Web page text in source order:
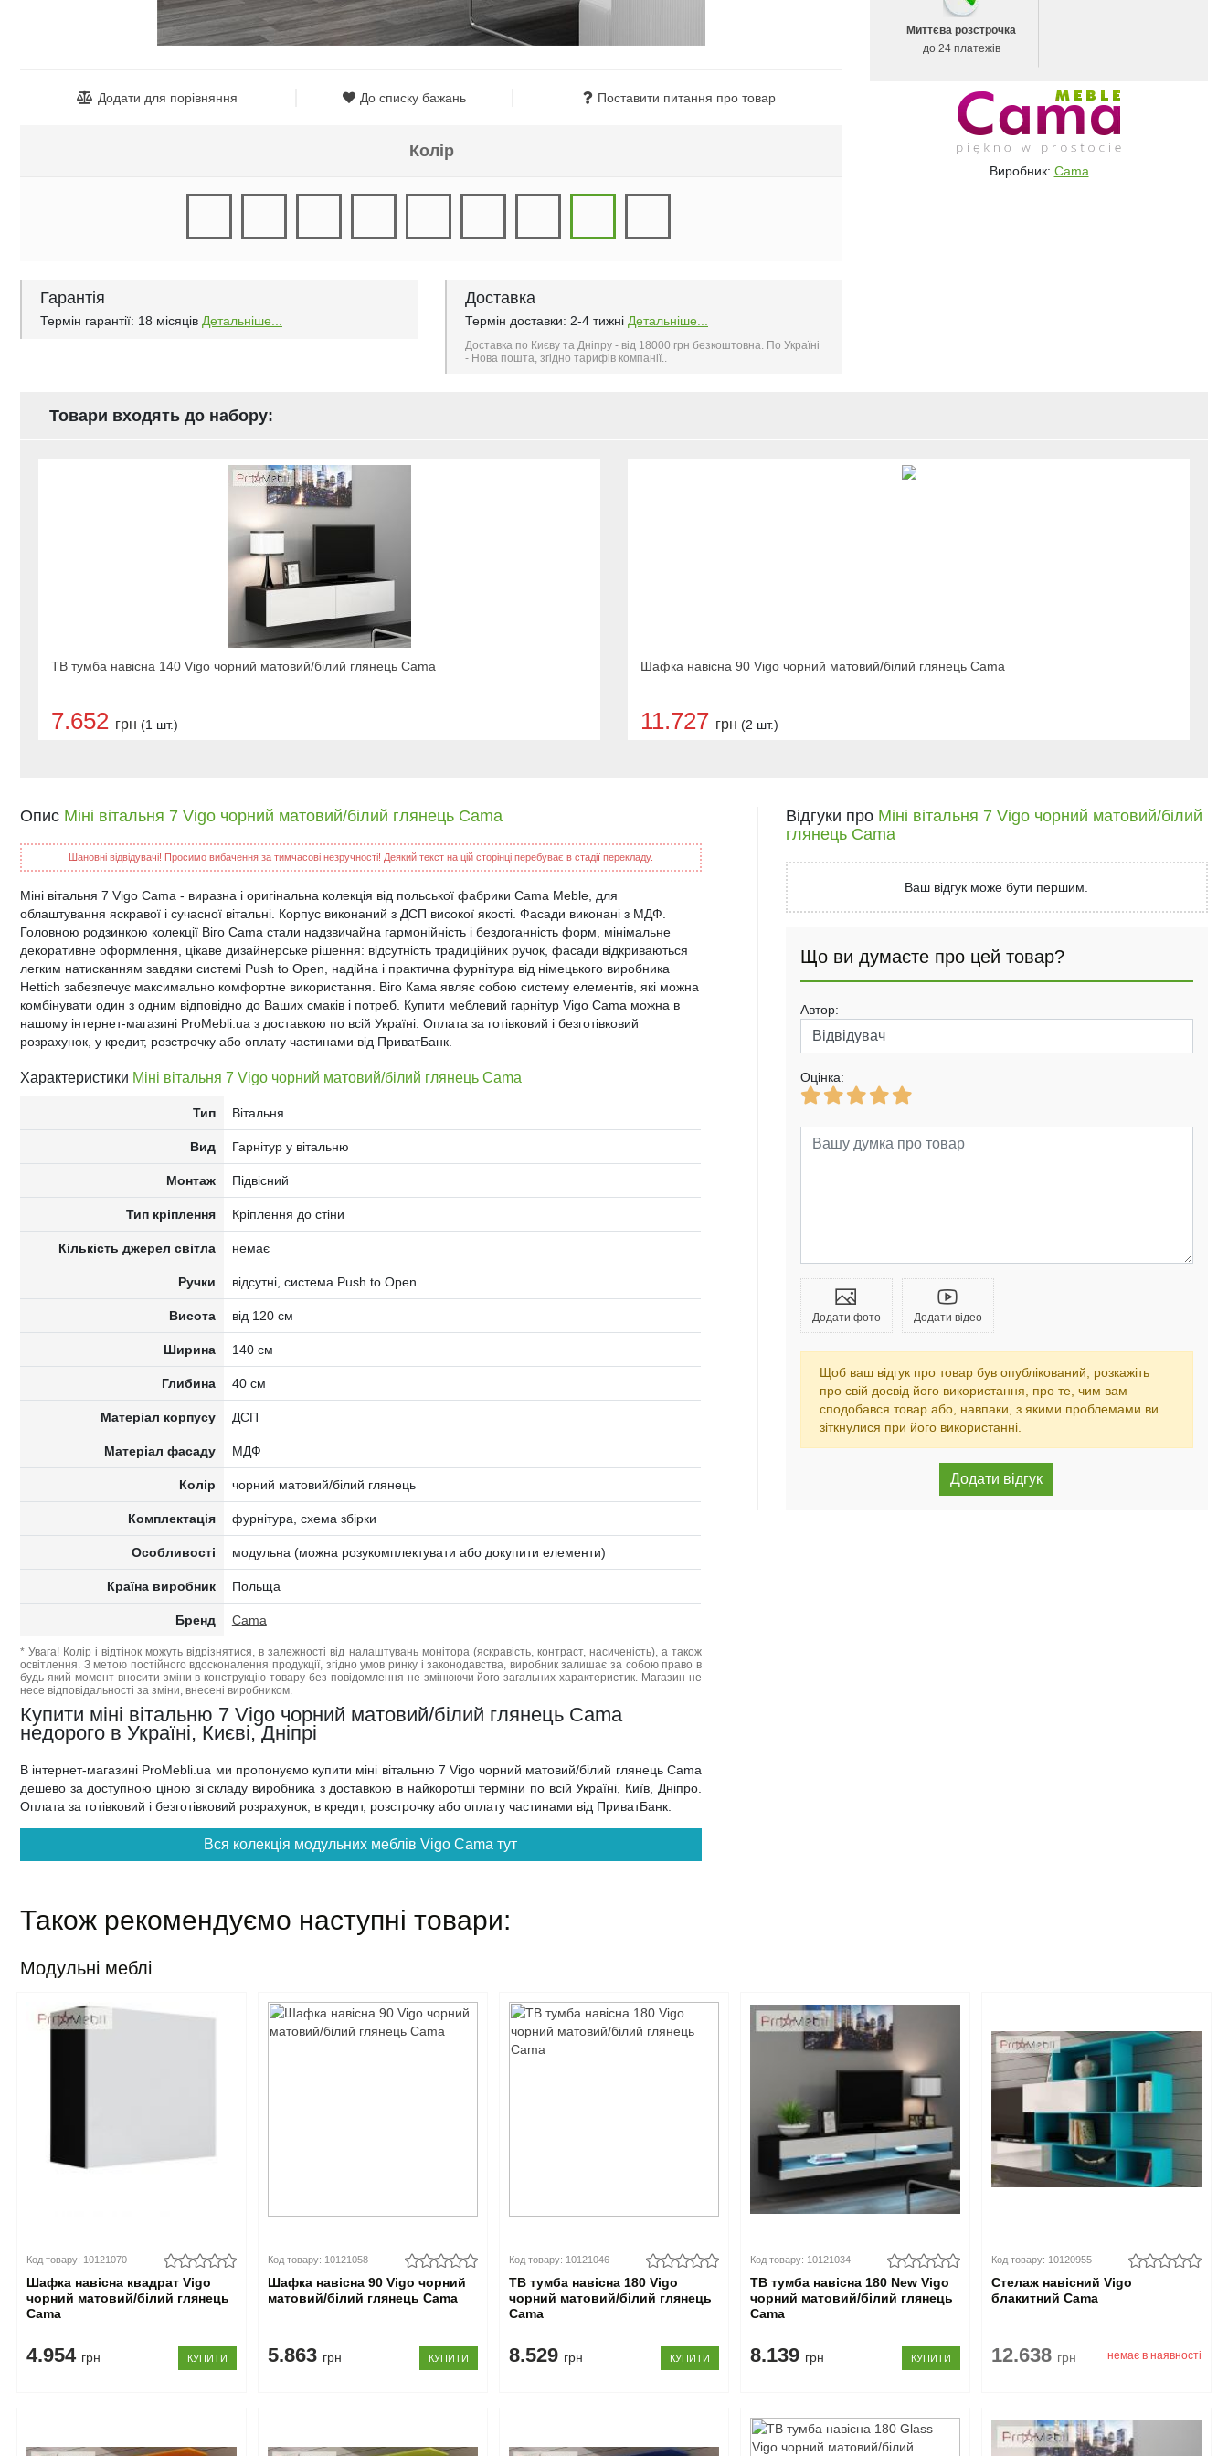
Додати для порівняння До списку бажань Поставити питання про товар
Колір
Гарантія
Термін гарантії: 18 місяців Детальніше...
Доставка
Термін доставки: 2-4 тижні Детальніше...
Доставка по Києву та Дніпру - від 18000 грн безкоштовна. По Україні
- Нова пошта, згідно тарифів компанії..
Миттєва розстрочка
до 24 платежів
Виробник: Cama
Товари входять до набору:
ТВ тумба навісна 140 Vigo чорний матовий/білий глянець Cama
7.652 грн (1 шт.)
Шафка навісна 90 Vigo чорний матовий/білий глянець Cama
11.727 грн (2 шт.)
Опис Міні вітальня 7 Vigo чорний матовий/білий глянець Cama
Шановні відвідувачі! Просимо вибачення за тимчасові незручності! Деякий текст на цій сторінці перебуває в стадії перекладу.
Міні вітальня 7 Vigo Cama - виразна і оригінальна колекція від польської фабрики Cama Meble, для
облаштування яскравої і сучасної вітальні. Корпус виконаний з ДСП високої якості. Фасади виконані з МДФ.
Головною родзинкою колекції Віго Cama стали надзвичайна гармонійність і бездоганність форм, мінімальне
декоративне оформлення, цікаве дизайнерське рішення: відсутність традиційних ручок, фасади відкриваються
легким натисканням завдяки системі Push to Open, надійна і практична фурнітура від німецького виробника
Hettich забезпечує максимально комфортне використання. Віго Кама являє собою систему елементів, які можна
комбінувати один з одним відповідно до Ваших смаків і потреб. Купити меблевий гарнітур Vigo Cama можна в
нашому інтернет-магазині ProMebli.ua з доставкою по всій Україні. Оплата за готівковий і безготівковий
розрахунок, у кредит, розстрочку або оплату частинами від ПриватБанк.
Характеристики Міні вітальня 7 Vigo чорний матовий/білий глянець Cama
Тип Вітальня
Вид Гарнітур у вітальню
Монтаж Підвісний
Тип кріплення Кріплення до стіни
Кількість джерел світла немає
Ручки відсутні, система Push to Open
Висота від 120 см
Ширина 140 см
Глибина 40 см
Матеріал корпусу ДСП
Матеріал фасаду МДФ
Колір чорний матовий/білий глянець
Комплектація фурнітура, схема збірки
Особливості модульна (можна розукомплектувати або докупити елементи)
Країна виробник Польща
Бренд Cama
* Увага! Колір і відтінок можуть відрізнятися, в залежності від налаштувань монітора (яскравість, контраст, насиченість), а також
освітлення. З метою постійного вдосконалення продукції, згідно умов ринку і законодавства, виробник залишає за собою право в
будь-який момент вносити зміни в конструкцію товару без повідомлення не змінюючи його загальних характеристик. Магазин не
несе відповідальності за зміни, внесені виробником.
Купити міні вітальню 7 Vigo чорний матовий/білий глянець Cama
недорого в Україні, Києві, Дніпрі
В інтернет-магазині ProMebli.ua ми пропонуємо купити міні вітальню 7 Vigo чорний матовий/білий глянець Cama
дешево за доступною ціною зі складу виробника з доставкою в найкоротші терміни по всій Україні, Київ, Дніпро.
Оплата за готівковий і безготівковий розрахунок, в кредит, розстрочку або оплату частинами від ПриватБанк.
Вся колекція модульних меблів Vigo Cama тут
Відгуки про Міні вітальня 7 Vigo чорний матовий/білий
глянець Cama
Ваш відгук може бути першим.
Що ви думаєте про цей товар?
Автор:
Оцінка:
Додати фото Додати відео
Щоб ваш відгук про товар був опублікований, розкажіть
про свій досвід його використання, про те, чим вам
сподобався товар або, навпаки, з якими проблемами ви
зіткнулися при його використанні.
Також рекомендуємо наступні товари:
Модульні меблі
Код товару: 10121070
Шафка навісна квадрат Vigo
чорний матовий/білий глянець
Cama
4.954 грн КУПИТИ
Код товару: 10121058
Шафка навісна 90 Vigo чорний
матовий/білий глянець Cama
5.863 грн КУПИТИ
Код товару: 10121046
ТВ тумба навісна 180 Vigo
чорний матовий/білий глянець
Cama
8.529 грн КУПИТИ
Код товару: 10121034
ТВ тумба навісна 180 New Vigo
чорний матовий/білий глянець
Cama
8.139 грн КУПИТИ
Код товару: 10120955
Стелаж навісний Vigo
блакитний Cama
12.638 грн немає в наявності